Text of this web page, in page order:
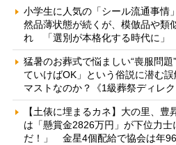
小学生に人気の「シール流通事
然品薄状態が続くが、模倣品や類
れ 「選別が本格化する時代に」
猛暑のお葬式で悩ましい“喪服問
ていけばOK」という俗説に潜む
マストなのか？《1級葬祭ディレク
【土俵に埋まるカネ】大の里、
は「懸賞金2826万円」が下位力
だ！」 金星4個配給で協会は年